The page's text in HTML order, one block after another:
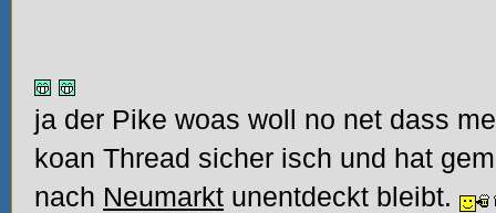
ja der Pike woas woll no net dass
koan Thread sicher isch und hat
nach Neumarkt unentdeckt bleibt.